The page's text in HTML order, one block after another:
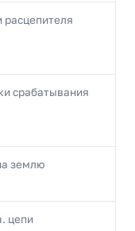
срабатывания
землю
цепи